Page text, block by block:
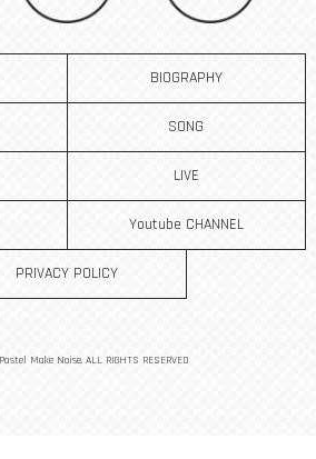
BIOGRAPHY
SONG
LIVE
Youtube CHANNEL
PRIVACY POLICY
Make Noise. ALL RIGHTS RESERVED